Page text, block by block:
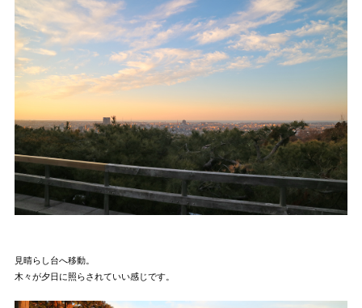
見晴らし台へ移動。
木々が夕日に照らされていい感じです。